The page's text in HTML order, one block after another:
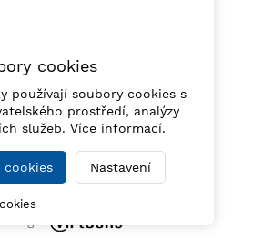
cookies
používají soubory cookies s
prostředí, analýzy
služeb. Více informací.
cookies Nastavení